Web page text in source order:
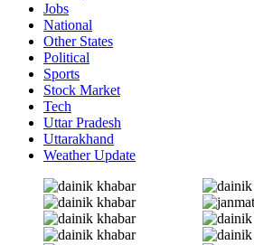
Jobs
National
Other States
Political
Sports
Stock Market
Tech
Uttar Pradesh
Uttarakhand
Weather Update